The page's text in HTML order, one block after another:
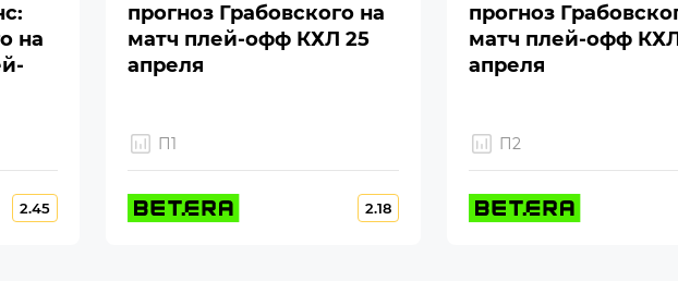
на
2.45
прогноз Грабовского на
матч плей-офф КХЛ 25
апреля
П1
2.18
прогноз
матч плей-офф КХЛ
апреля
П2